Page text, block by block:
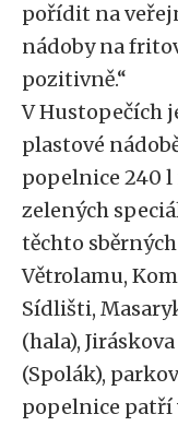
pořídit na
nádoby na
pozitivně.“
V Hustopečích
plastové
popelnice 240 l
zelených
těchto
Větrolamu,
Sídlišti,
(hala),
(Spolák),
popelnice patří